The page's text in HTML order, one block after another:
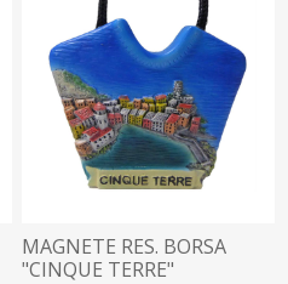
MAGNETE RES. BORSA
"CINQUE TERRE"